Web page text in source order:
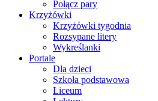
Połącz pary
Krzyżówki
Krzyżówki tygodnia
Rozsypane litery
Wykreślanki
Portale
Dla dzieci
Szkoła podstawowa
Liceum